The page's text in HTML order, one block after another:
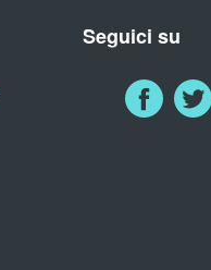
Seguici su